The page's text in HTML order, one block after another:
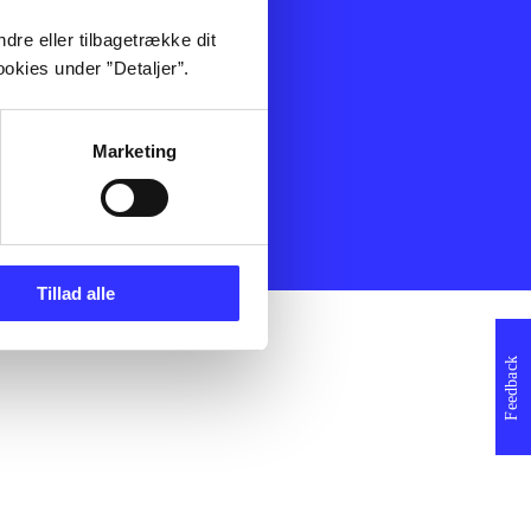
eller tilbagetrække dit
under ”Detaljer”.
Marketing
Tillad alle
Feedback
Film
Musik